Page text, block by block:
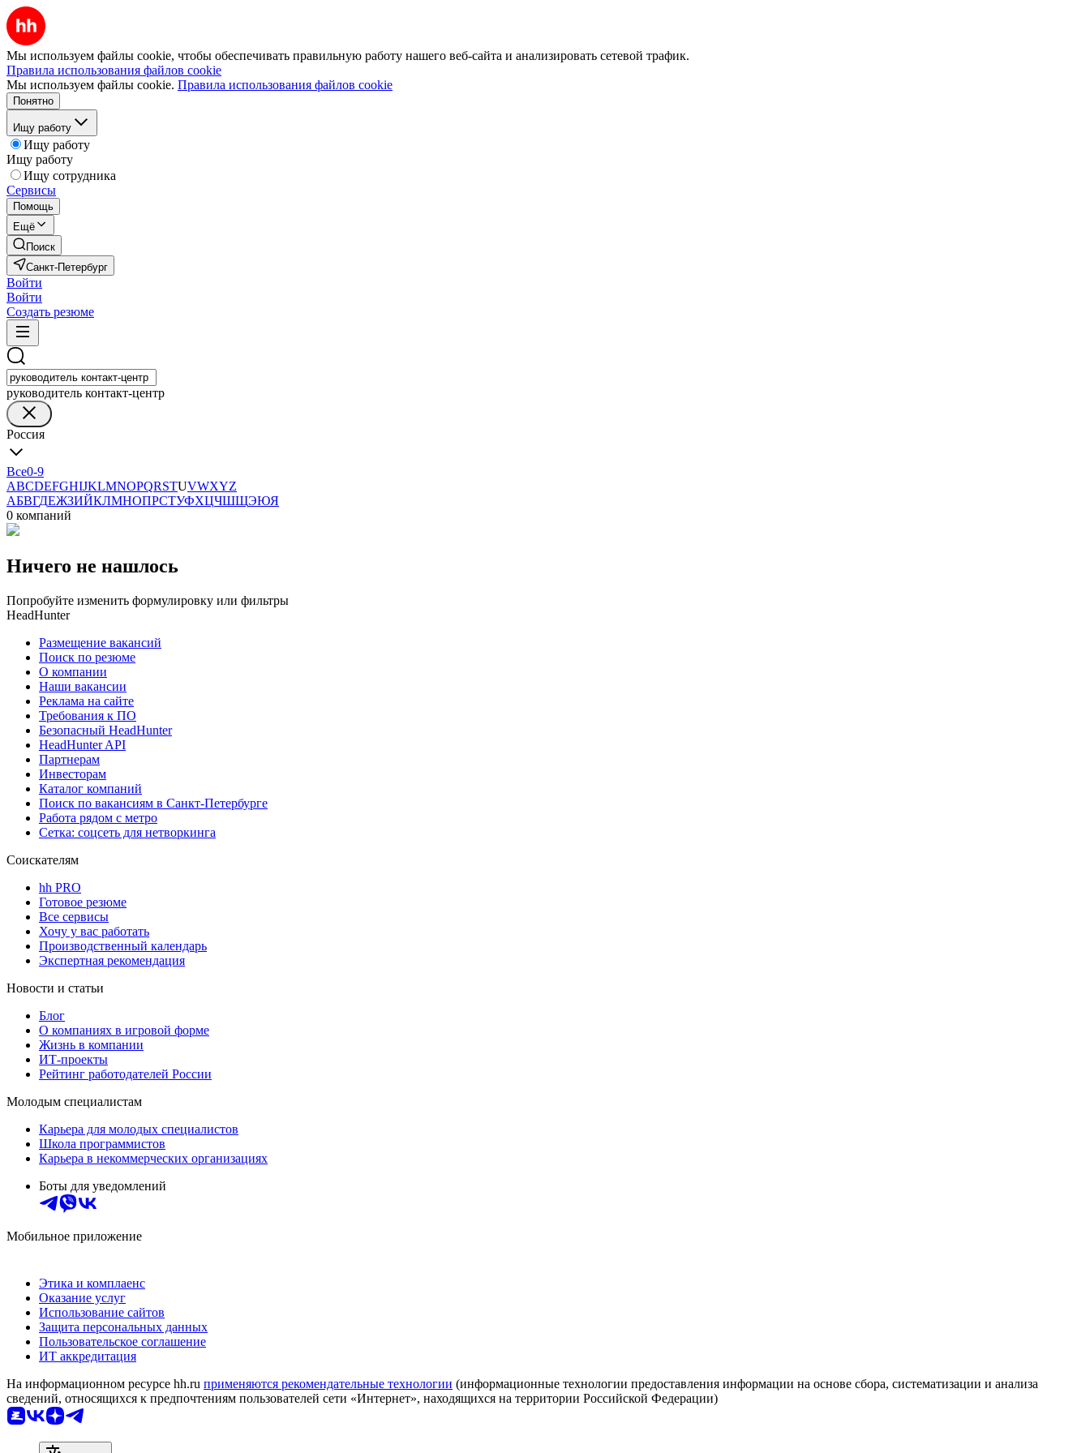
Мы используем файлы cookie, чтобы обеспечивать правильную работу нашего веб-сайта и анализировать сетевой трафик.
Правила использования файлов cookie
Мы используем файлы cookie. Правила использования файлов cookie
Понятно
Ищу работу
Ищу работу
Ищу работу
Ищу сотрудника
Сервисы
Помощь
Ещё
Поиск
Санкт-Петербург
Войти
Войти
Создать резюме
руководитель контакт-центр
Россия
Все0-9
ABCDEFGHIJKLMNOPQRSTUVWXYZ
АБВГДЕЖЗИЙКЛМНОПРСТУФХЦЧШЩЭЮЯ
0 компаний
Ничего не нашлось
Попробуйте изменить формулировку или фильтры
HeadHunter
Размещение вакансий
Поиск по резюме
О компании
Наши вакансии
Реклама на сайте
Требования к ПО
Безопасный HeadHunter
HeadHunter API
Партнерам
Инвесторам
Каталог компаний
Поиск по вакансиям в Санкт-Петербурге
Работа рядом с метро
Сетка: соцсеть для нетворкинга
Соискателям
hh PRO
Готовое резюме
Все сервисы
Хочу у вас работать
Производственный календарь
Экспертная рекомендация
Новости и статьи
Блог
О компаниях в игровой форме
Жизнь в компании
ИТ-проекты
Рейтинг работодателей России
Молодым специалистам
Карьера для молодых специалистов
Школа программистов
Карьера в некоммерческих организациях
Боты для уведомлений
Мобильное приложение
Этика и комплаенс
Оказание услуг
Использование сайтов
Защита персональных данных
Пользовательское соглашение
ИТ аккредитация
На информационном ресурсе hh.ru применяются рекомендательные технологии (информационные технологии предоставления информации на основе сбора, систематизации и анализа
сведений, относящихся к предпочтениям пользователей сети «Интернет», находящихся на территории Российской Федерации)